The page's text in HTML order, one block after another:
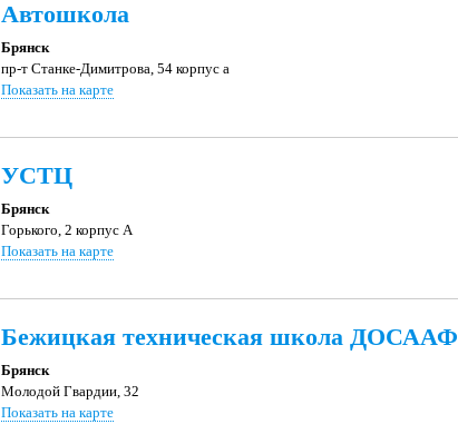
Автошкола
Брянск
пр-т Станке-Димитрова, 54 корпус a
Показать на карте
УСТЦ
Брянск
Горького, 2 корпус A
Показать на карте
Бежицкая техническая школа ДОСААФ
Брянск
Молодой Гвардии, 32
Показать на карте